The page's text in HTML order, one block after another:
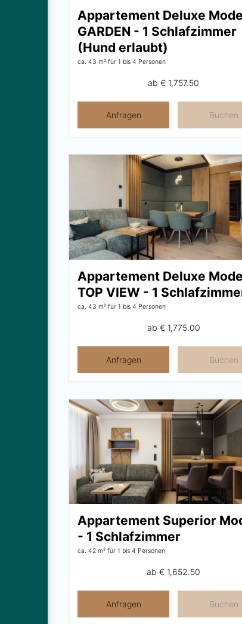
Appartement Deluxe
GARDEN - 1 Schlafzimmer
(Hund erlaubt)
ca. 43 m² für 1 bis 4 Personen
ab € 1,757.50
Anfragen Buchen
Appartement Deluxe
TOP VIEW - 1
ca. 43 m² für 1 bis 4 Personen
ab € 1,775.00
Anfragen Buchen
Appartement Superior
- 1 Schlafzimmer
ca. 42 m² für 1 bis 4 Personen
ab € 1,652.50
Anfragen Buchen